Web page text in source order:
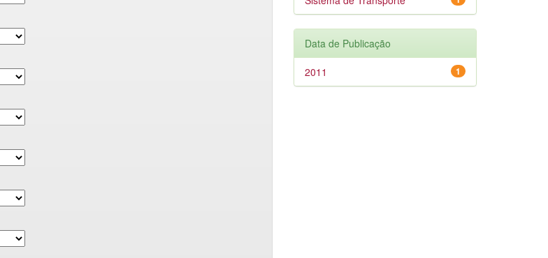
Data de Publicação
1
2011